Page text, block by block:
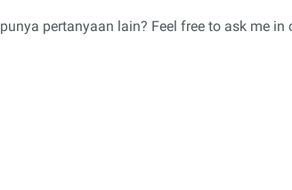
pertanyaan lain? Feel free to ask me